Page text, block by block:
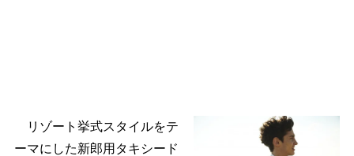
リゾート挙式スタイルをテ
ーマにした新郎用タキシード